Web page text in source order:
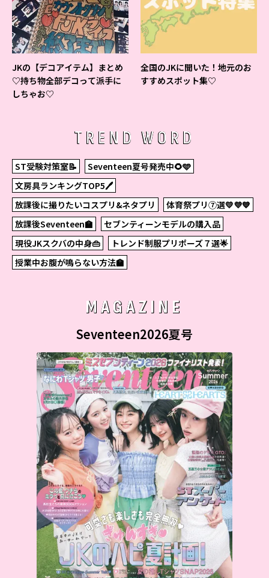
JKの【デコアイテム】まとめ
♡持ち物全部デコって派手に
しちゃお♡
全国のJKに聞いた！地元のお
すすめスポット集♡
TREND WORD
ST受験対策室📝
Seventeen夏号発売中🌻🩵
文房具ランキングTOP5🖊
放課後に撮りたいコスプリ&ネタプリ
体育祭プリ⑦選💛💜💙
放課後Seventeen🏫
セブンティーンモデルの購入品
現役JKスクバの中身👜
トレンド制服プリポーズ７選🌟
授業中お腹が鳴らない方法🏫
MAGAZINE
Seventeen2026夏号